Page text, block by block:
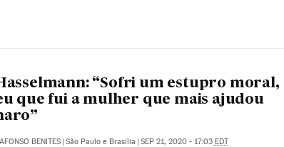
“Sofri um estupro moral,
que fui a mulher que mais ajudou
AFONSO BENITES | São Paulo e Brasília | SEP 21, 2020 - 17:03 EDT